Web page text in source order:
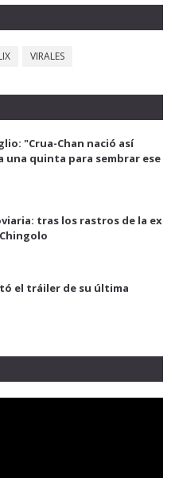
VIRALES
"Crua-Chan nació así
una quinta para sembrar ese
tras los rastros de la ex
el tráiler de su última